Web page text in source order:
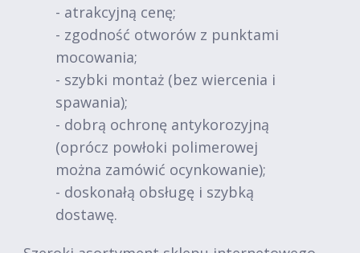
- atrakcyjną cenę;
- zgodność otworów z punktami
mocowania;
- szybki montaż (bez wiercenia i
spawania);
- dobrą ochronę antykorozyjną
(oprócz powłoki polimerowej
można zamówić ocynkowanie);
- doskonałą obsługę i szybką
dostawę.